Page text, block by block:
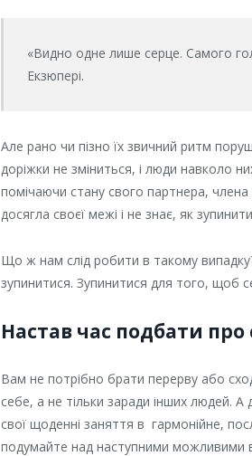
«Видно одне лише серце. Самого
Екзюпері.
Але рано чи пізно їх звичний ритм
доріжки не зміниться, і люди навколо
помічаючи стану свого партнера,
досягла своєї межі і не знає, як
Що ж нам слід робити в такому
зупинитися. Зупинитися для того, щоб
Настав час подбати про
Вам не потрібно брати перерву або
себе, а не тільки заради інших людей.
свої щоденні заняття в гармонійне,
подумайте над наступними можливими